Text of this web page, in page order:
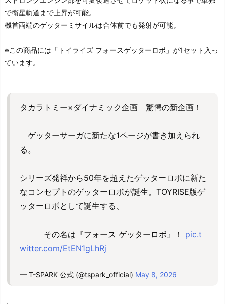
で衛星軌道まで上昇が可能。
機首両端のゲッターミサイルは合体前でも発射が可能。
※この商品には「トイライズ フォースゲッターロボ」が1セット入っ
ています。
タカラトミー×ダイナミック企画 驚愕の新企画！
ゲッターサーガに新たな1ページが書き加えられ
る。
シリーズ発祥から50年を超えたゲッターロボに新た
なコンセプトのゲッターロボが誕生。TOYRISE版ゲ
ッターロボとして誕生する、
その名は『フォース ゲッターロボ』！ pic.t
witter.com/EtEN1gLhRj
— T-SPARK 公式 (@tspark_official) May 8, 2026